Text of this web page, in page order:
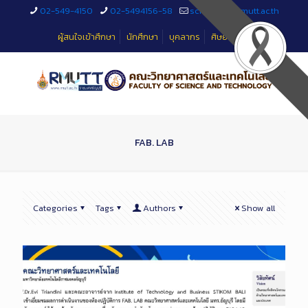
02-549-4150 02-5494156-58
sciteched@rmutt.ac.th
ผู้สนใจเข้าศึกษา
นักศึกษา บุคลากร ศิษย์เก่า
FAB. LAB
Categories Tags Authors Show all